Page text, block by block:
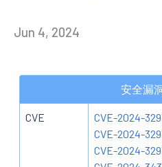
Jun 4, 2024
安全漏
CVE
CVE-2024-
CVE-2024-
CVE-2024-